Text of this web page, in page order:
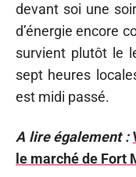
devant soi une
d’énergie encore
survient plutôt le
sept heures
est midi passé.
A lire également :
le marché de Fort